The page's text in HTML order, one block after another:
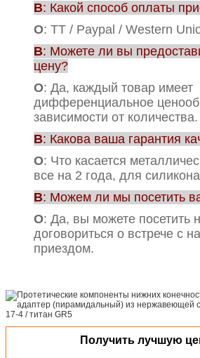
В: Какой способ оплаты
О: TT / Paypal / Western
В: Можете ли вы
цену?
О: Да, каждый товар имеет
дифференциальное
зависимости от количества.
В: Какова ваша гарантия
О: Что касается
все на 2 года, для
В: Можем ли мы посетить
О: Да, вы можете посетить
договориться о встрече с
приездом.
Получить лучшую